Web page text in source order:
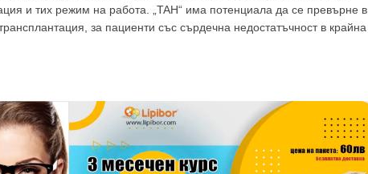
и тих режим на работа. „TAH“ има потенциала да се превърне в
за пациенти със сърдечна недостатъчност в крайна